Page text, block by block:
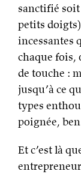
sanctifié
petits
incessantes
chaque fois,
de touche :
jusqu’à ce
types
poignée,
Et c’est là